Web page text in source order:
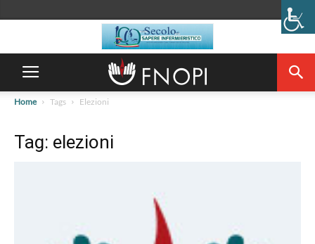
Home Tags Elezioni
Tag: elezioni